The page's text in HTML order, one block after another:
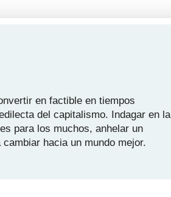
en factible en tiempos
del capitalismo. Indagar en la
para los muchos, anhelar un
hacia un mundo mejor.